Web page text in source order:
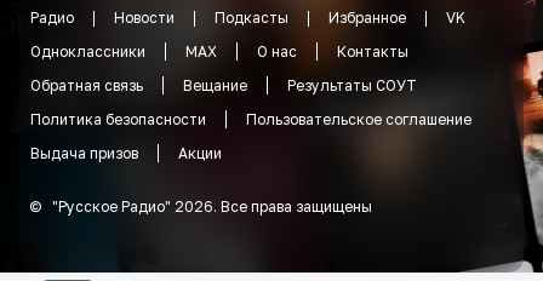
Радио Новости Подкасты Избранное
VK
Одноклассники
MAX О нас
Контакты
Обратная связь
Вещание
Результаты СОУТ
Политика безопасности
Пользовательское соглашение
Выдача призов
Акции
© "Русское Радио" 2026. Все права защищены